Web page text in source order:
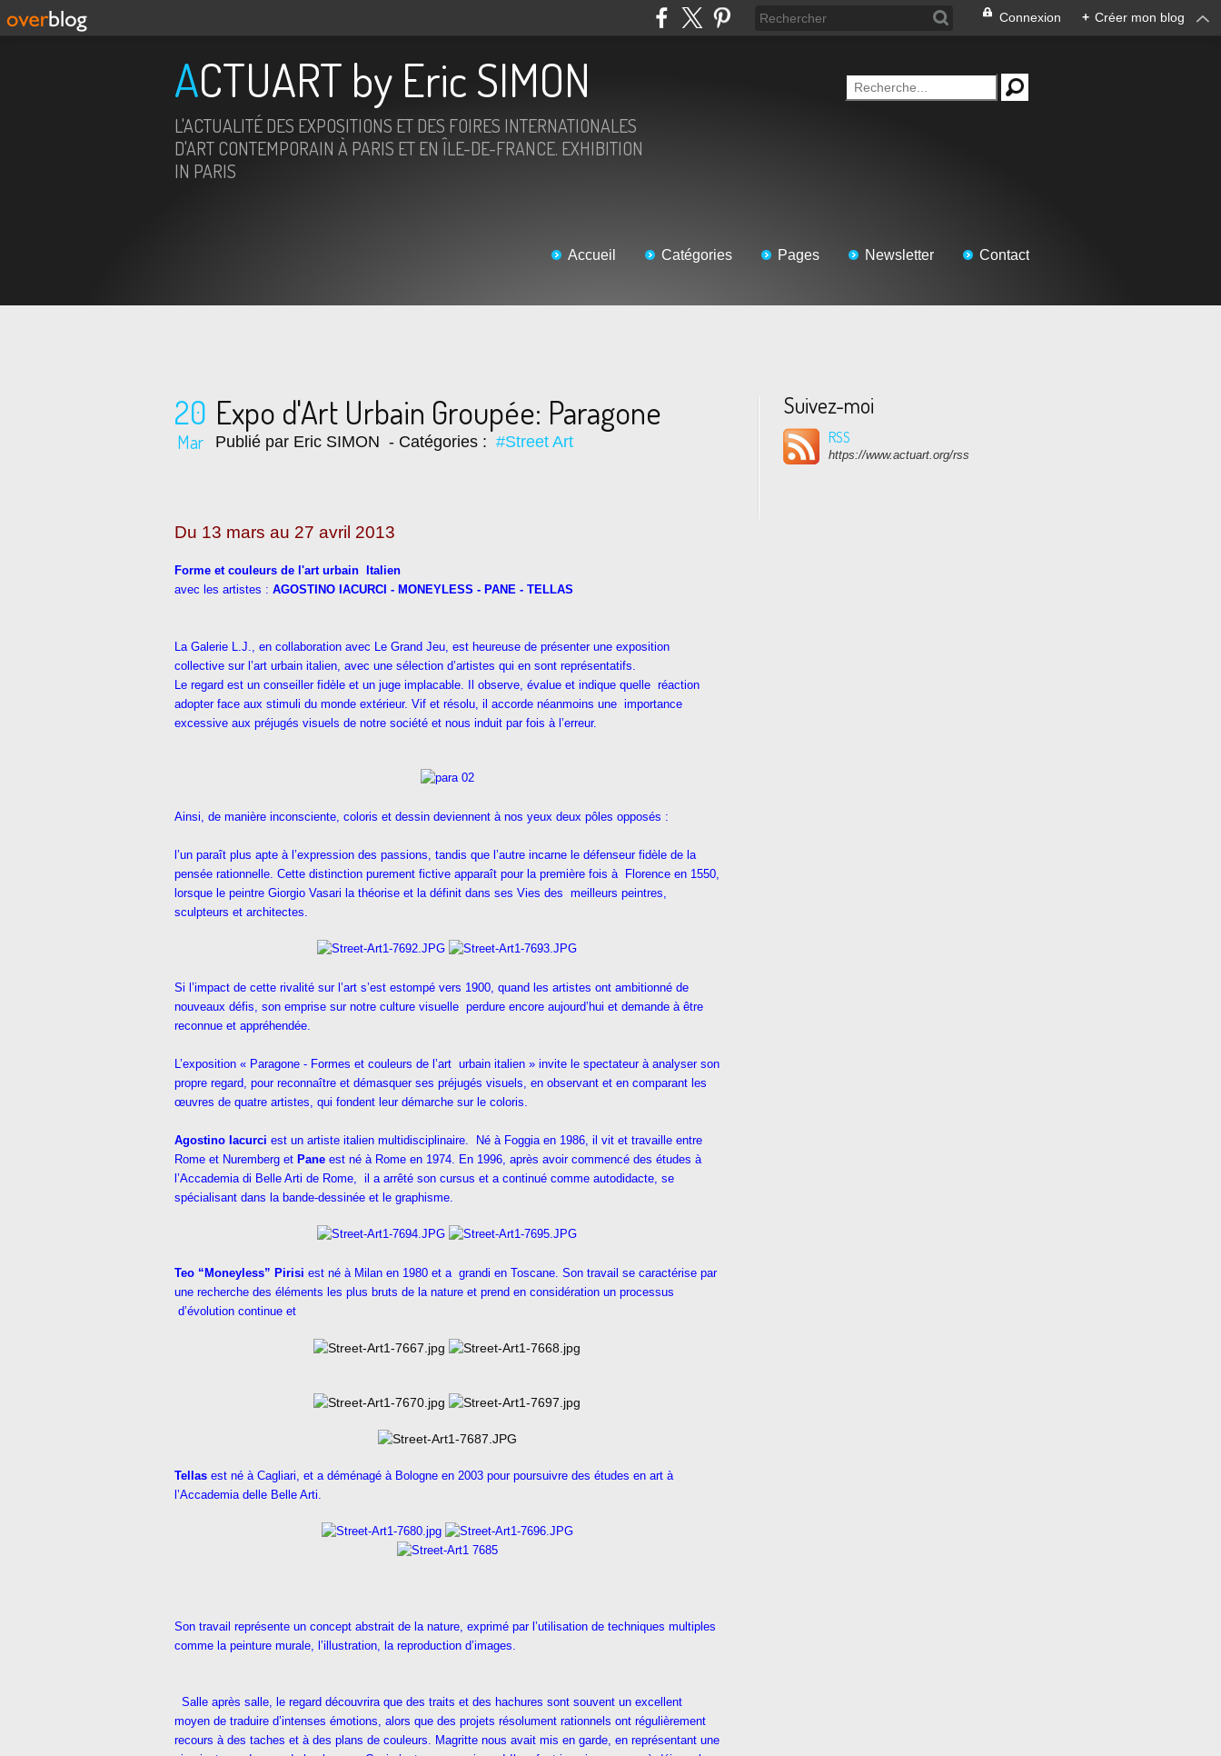
Connexion + Créer mon blog
ACTUART by Eric SIMON
L'ACTUALITÉ DES EXPOSITIONS ET DES FOIRES INTERNATIONALES
D'ART CONTEMPORAIN À PARIS ET EN ÎLE-DE-FRANCE. EXHIBITION
IN PARIS
Accueil Catégories Pages Newsletter Contact
20
Mar
Expo d'Art Urbain Groupée: Paragone
Publié par Eric SIMON - Catégories : #Street Art
Du 13 mars au 27 avril 2013
Forme et couleurs de l'art urbain Italien
avec les artistes : AGOSTINO IACURCI - MONEYLESS - PANE - TELLAS
La Galerie L.J., en collaboration avec Le Grand Jeu, est heureuse de présenter une exposition
collective sur l’art urbain italien, avec une sélection d’artistes qui en sont représentatifs.
Le regard est un conseiller fidèle et un juge implacable. Il observe, évalue et indique quelle réaction
adopter face aux stimuli du monde extérieur. Vif et résolu, il accorde néanmoins une importance
excessive aux préjugés visuels de notre société et nous induit par fois à l’erreur.
Ainsi, de manière inconsciente, coloris et dessin deviennent à nos yeux deux pôles opposés :
l’un paraît plus apte à l’expression des passions, tandis que l’autre incarne le défenseur fidèle de la
pensée rationnelle. Cette distinction purement fictive apparaît pour la première fois à Florence en 1550,
lorsque le peintre Giorgio Vasari la théorise et la définit dans ses Vies des meilleurs peintres,
sculpteurs et architectes.
Si l’impact de cette rivalité sur l’art s’est estompé vers 1900, quand les artistes ont ambitionné de
nouveaux défis, son emprise sur notre culture visuelle perdure encore aujourd’hui et demande à être
reconnue et appréhendée.
L’exposition « Paragone - Formes et couleurs de l’art urbain italien » invite le spectateur à analyser son
propre regard, pour reconnaître et démasquer ses préjugés visuels, en observant et en comparant les
œuvres de quatre artistes, qui fondent leur démarche sur le coloris.
Agostino Iacurci est un artiste italien multidisciplinaire. Né à Foggia en 1986, il vit et travaille entre
Rome et Nuremberg et Pane est né à Rome en 1974. En 1996, après avoir commencé des études à
l’Accademia di Belle Arti de Rome, il a arrêté son cursus et a continué comme autodidacte, se
spécialisant dans la bande-dessinée et le graphisme.
Teo “Moneyless” Pirisi est né à Milan en 1980 et a grandi en Toscane. Son travail se caractérise par
une recherche des éléments les plus bruts de la nature et prend en considération un processus
d’évolution continue et
Tellas est né à Cagliari, et a déménagé à Bologne en 2003 pour poursuivre des études en art à
l’Accademia delle Belle Arti.
Son travail représente un concept abstrait de la nature, exprimé par l’utilisation de techniques multiples
comme la peinture murale, l’illustration, la reproduction d’images.
Salle après salle, le regard découvrira que des traits et des hachures sont souvent un excellent
moyen de traduire d’intenses émotions, alors que des projets résolument rationnels ont régulièrement
recours à des taches et à des plans de couleurs. Magritte nous avait mis en garde, en représentant une
Suivez-moi
RSS
https://www.actuart.org/rss